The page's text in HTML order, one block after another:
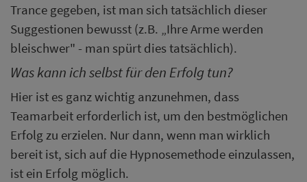
Trance gegeben, ist man sich tatsächlich dieser
Suggestionen bewusst (z.B. „Ihre Arme werden
bleischwer" - man spürt dies tatsächlich).
Was kann ich selbst für den Erfolg tun?
Hier ist es ganz wichtig anzunehmen, dass
Teamarbeit erforderlich ist, um den bestmöglichen
Erfolg zu erzielen. Nur dann, wenn man wirklich
bereit ist, sich auf die Hypnosemethode einzulassen,
ist ein Erfolg möglich.